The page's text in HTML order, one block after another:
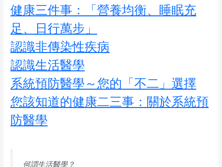
健康三件事：「營養均衡、睡眠充
足、日行萬步」
認識非傳染性疾病
認識生活醫學
系統預防醫學～您的「不二」選擇
您該知道的健康二三事：關於系統預
防醫學
何謂生活醫學？